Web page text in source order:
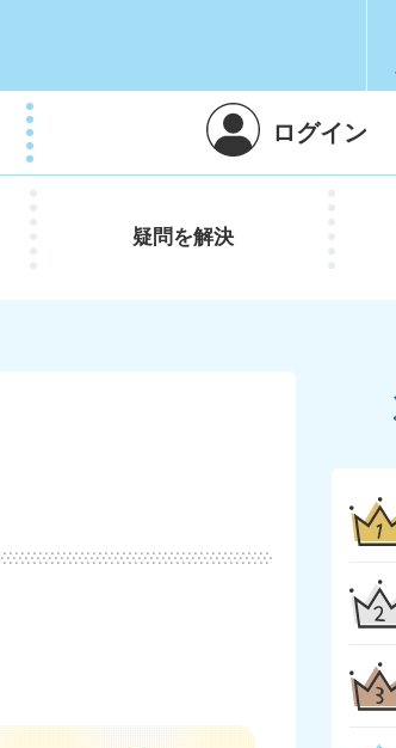
ログイン
疑問を解決